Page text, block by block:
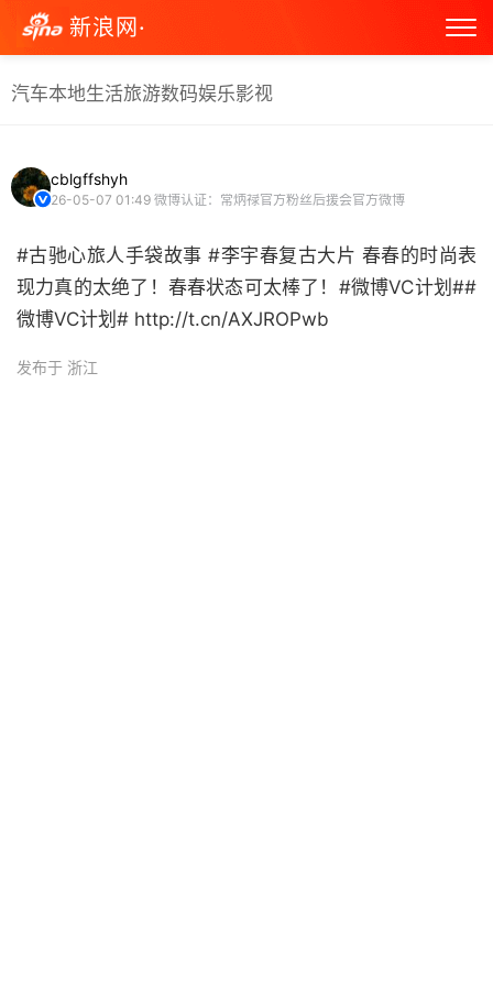
新浪网·
汽车本地生活旅游数码娱乐影视
cblgffshyh
26-05-07 01:49 微博认证：常炳禄官方粉丝后援会官方微博
#古驰心旅人手袋故事 #李宇春复古大片 春春的时尚表
现力真的太绝了！春春状态可太棒了！#微博VC计划##
微博VC计划# http://t.cn/AXJROPwb ​
发布于 浙江